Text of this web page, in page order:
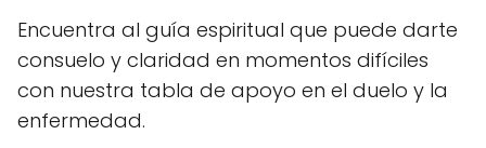
Encuentra al guía espiritual que puede darte
consuelo y claridad en momentos difíciles
con nuestra tabla de apoyo en el duelo y la
enfermedad.